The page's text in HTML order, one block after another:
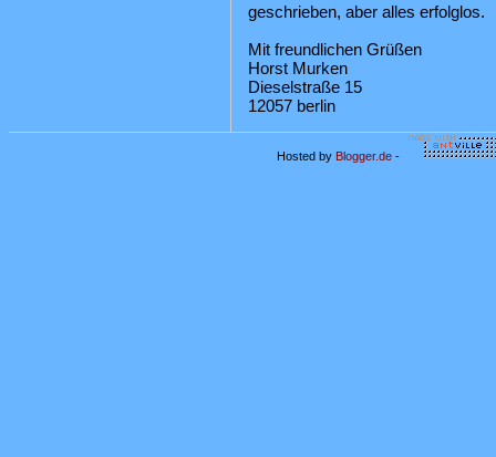
geschrieben, aber alles erfolglos.
Mit freundlichen Grüßen
Horst Murken
Dieselstraße 15
12057 berlin
Hosted by Blogger.de -